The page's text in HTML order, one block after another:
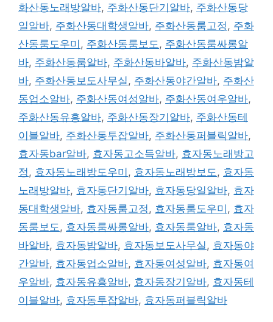
화산동노래방알바, 주화산동단기알바, 주화산동당
일알바, 주화산동대학생알바, 주화산동룸고정 , 주화
산동룸도우미 , 주화산동룸보도 , 주화산동룸싸롱알
바, 주화산동룸알바, 주화산동바알바, 주화산동밤알
바, 주화산동보도사무실 , 주화산동야간알바, 주화산
동업소알바, 주화산동여성알바, 주화산동여우알바,
주화산동유흥알바, 주화산동장기알바, 주화산동테
이블알바, 주화산동투잡알바, 주화산동퍼블릭알바,
효자동bar알바, 효자동고소득알바, 효자동노래방고
정 , 효자동노래방도우미 , 효자동노래방보도 , 효자동
노래방알바, 효자동단기알바, 효자동당일알바, 효자
동대학생알바, 효자동룸고정 , 효자동룸도우미 , 효자
동룸보도 , 효자동룸싸롱알바, 효자동룸알바, 효자동
바알바, 효자동밤알바, 효자동보도사무실 , 효자동야
간알바, 효자동업소알바, 효자동여성알바, 효자동여
우알바, 효자동유흥알바, 효자동장기알바, 효자동테
이블알바, 효자동투잡알바, 효자동퍼블릭알바